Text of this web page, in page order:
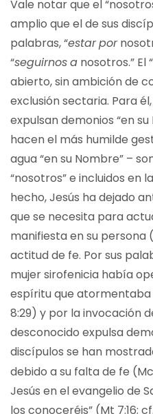
Vale notar que el
amplio que el de sus
palabras, “estarpor
“seguirnosa nosotros.” El
abierto, sin ambición de
exclusión sectaria. Para
expulsan demonios “en
hacen el más humilde
agua “en su Nombre” –
“nosotros” e incluidos en
hecho, Jesús ha dejado
que se necesita para
manifiesta en su persona
actitud de fe. Por sus
mujer sirofenicia había
espíritu que atormentaba
8:29) y por la invocación
desconocido expulsa
discípulos se han
debido a su falta de fe (Mc
Jesús en el evangelio de
los conoceréis” (Mt 7:16;